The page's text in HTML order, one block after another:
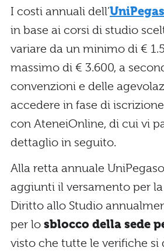
I costi annuali dell’
in base ai corsi di studio
variare da un minimo di €
massimo di € 3.600, a
convenzioni e delle
accedere in fase di
con AteneiOnline, di cui vi
dettaglio in seguito.
Alla retta annuale
aggiunti il versamento per la
Diritto allo Studio
per lo sblocco della sede
visto che tutte le verifiche si